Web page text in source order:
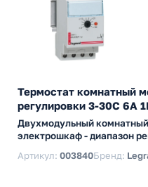
Термостат комнатный
регулировки 3-30C 6А
Двухмодульный
электрошкаф - диапазон
Артикул: 003840Бренд: